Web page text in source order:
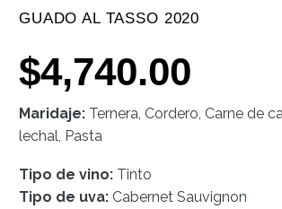
GUADO AL TASSO 2020
$4,740.00
Maridaje: Ternera, Cordero, Carne de
lechal, Pasta
Tipo de vino: Tinto
Tipo de uva: Cabernet Sauvignon